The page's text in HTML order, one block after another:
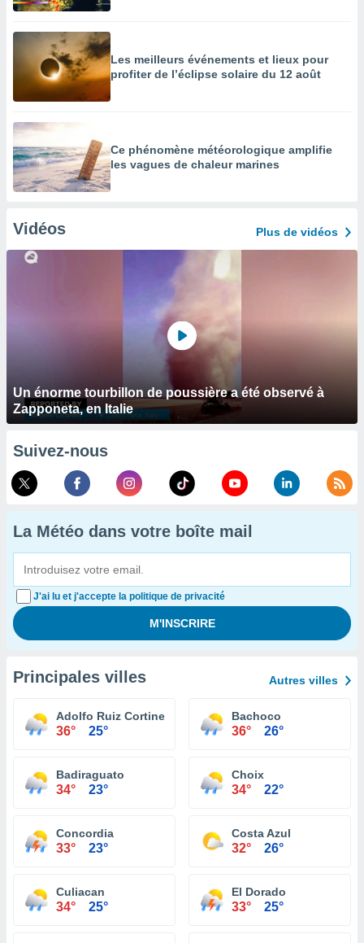
Les meilleurs événements et lieux pour
profiter de l’éclipse solaire du 12 août
Ce phénomène météorologique amplifie
les vagues de chaleur marines
Vidéos Plus de vidéos
Un énorme tourbillon de poussière a été observé à
Zapponeta, en Italie
Suivez-nous
La Météo dans votre boîte mail
J'ai lu et j'accepte la politique de privacité
Principales villes Autres villes
Adolfo Ruiz Cortines
36° 25°
Bachoco
36° 26°
Badiraguato
34° 23°
Choix
34° 22°
Concordia
33° 23°
Costa Azul
32° 26°
Culiacan
34° 25°
El Dorado
33° 25°